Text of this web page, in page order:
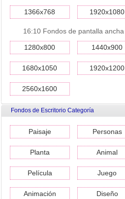
1366x768 1920x1080
16:10 Fondos de pantalla ancha
1280x800 1440x900
1680x1050 1920x1200
2560x1600
Fondos de Escritorio Categoría
Paisaje Personas
Planta Animal
Película Juego
Animación Diseño